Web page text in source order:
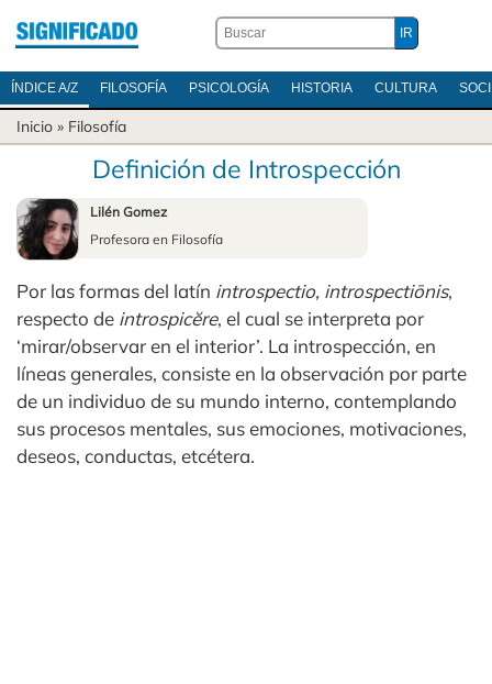
ÍNDICE A/Z FILOSOFÍA PSICOLOGÍA HISTORIA CULTURA
Inicio » Filosofía
Definición de Introspección
Lilén Gomez
Profesora en Filosofía
Por las formas del latín introspectio, introspectiōnis,
respecto de introspicĕre, el cual se interpreta por
‘mirar/observar en el interior’. La introspección, en
líneas generales, consiste en la observación por parte
de un individuo de su mundo interno, contemplando
sus procesos mentales, sus emociones, motivaciones,
deseos, conductas, etcétera.